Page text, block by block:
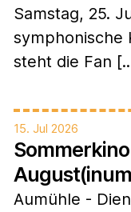
Samstag, 25.
symphonische
steht die Fan
15. Jul 2026
Aumühle -